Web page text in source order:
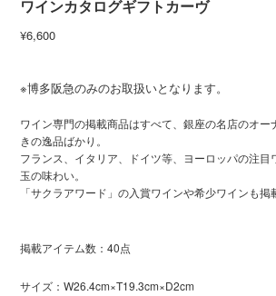
ワインカタログギフトカーヴ
¥6,600
※博多阪急のみのお取扱いとなります。
ワイン専門の掲載商品はすべて、銀座の名店のオー
きの逸品ばかり。
フランス、イタリア、ドイツ等、ヨーロッパの注目
玉の味わい。
「サクラアワード」の入賞ワインや希少ワインも掲
掲載アイテム数：40点
サイズ：W26.4cm×T19.3cm×D2cm